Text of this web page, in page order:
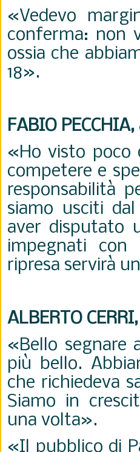
«Vedevo
conferma: non
ossia che
18».
FABIO
«Ho visto poco
competere e
responsabilità
siamo usciti
aver disputato
impegnati con
ripresa servirà
ALBERTO
«Bello segnare
più bello.
che richiedeva
Siamo in
una volta».
«Il pubblico di